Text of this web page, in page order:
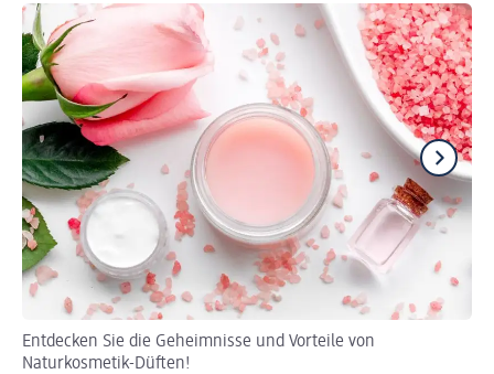
Entdecken Sie die Geheimnisse und Vorteile von
Naturkosmetik-Düften!